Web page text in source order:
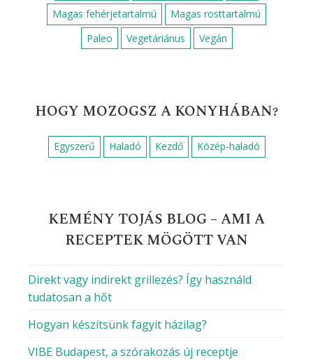
Magas fehérjetartalmú
Magas rosttartalmú
Paleo
Vegetáriánus Vegán
HOGY MOZOGSZ A KONYHÁBAN?
Egyszerű Haladó Kezdő Közép-haladó
KEMÉNY TOJÁS BLOG – AMI A
RECEPTEK MÖGÖTT VAN
Direkt vagy indirekt grillezés? Így használd
tudatosan a hőt
Hogyan készítsünk fagyit házilag?
VIBE Budapest, a szórakozás új receptje